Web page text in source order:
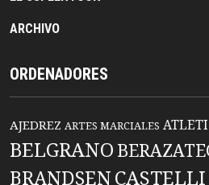
ARCHIVO
ORDENADORES
AJEDREZ ARTES MARCIALES
BELGRANO
BRANDSENCASTELLI